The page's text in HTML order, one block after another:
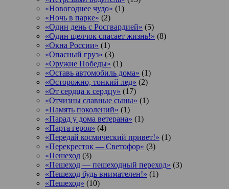
«Новогоднее чудо» (1)
«Ночь в парке» (2)
«Один день с Росгвардией» (5)
«Один щелчок спасает жизнь!» (8)
«Окна России» (1)
«Опасный груз» (3)
«Оружие Победы» (1)
«Оставь автомобиль дома» (1)
«Осторожно, тонкий лед» (2)
«От сердца к сердцу» (17)
«Отчизны славные сыны» (1)
«Память поколений» (1)
«Парад у дома ветерана» (1)
«Парта героя» (4)
«Передай космический привет!» (1)
«Перекресток — Светофор» (3)
«Пешеход (3)
«Пешеход — пешеходный переход» (3)
«Пешеход будь внимателен!» (1)
«Пешеход» (10)